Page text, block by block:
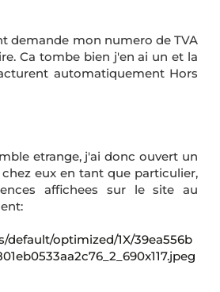
demande mon numero de TVA
Ca tombe bien j'en ai un et la
automatiquement Hors
etrange, j'ai donc ouvert un
eux en tant que particulier,
affichees sur le site au
default/optimized/1X/39ea556b